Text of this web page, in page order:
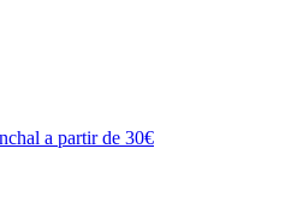
a partir de 30€